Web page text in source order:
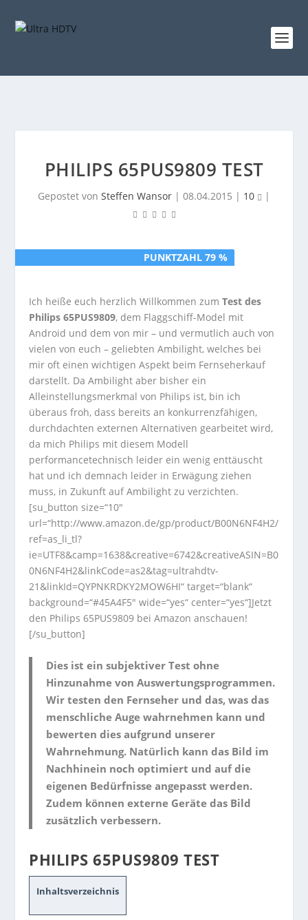
PHILIPS 65PUS9809 TEST
Gepostet von Steffen Wansor | 08.04.2015 | 10 |
PUNKTZAHL 79 %
PUNKTZAHL 79 %
Ich heiße euch herzlich Willkommen zumTest des
Philips 65PUS9809, dem Flaggschiff-Model mit
Android und dem von mir – und vermutlich auch von
vielen von euch – geliebten Ambilight, welches bei
mir oft einen wichtigen Aspekt beim Fernseherkauf
darstellt. Da Ambilight aber bisher ein
Alleinstellungsmerkmal von Philips ist, bin ich
überaus froh, dass bereits an konkurrenzfähigen,
durchdachten externen Alternativen gearbeitet wird,
da mich Philips mit diesem Modell
performancetechnisch leider ein wenig enttäuscht
hat und ich demnach leider in Erwägung ziehen
muss, in Zukunft auf Ambilight zu verzichten.
[su_button size=“10″
url=“http://www.amazon.de/gp/product/B00N6NF4H2/
ref=as_li_tl?
ie=UTF8&camp=1638&creative=6742&creativeASIN=B0
0N6NF4H2&linkCode=as2&tag=ultrahdtv-
21&linkId=QYPNKRDKY2MOW6HI“ target=“blank“
background=“#45A4F5″ wide=“yes“ center=“yes“]Jetzt
den Philips 65PUS9809 bei Amazon anschauen!
[/su_button]
Dies ist ein subjektiver Test ohne
Hinzunahme von Auswertungsprogrammen.
Wir testen den Fernseher und das, was das
menschliche Auge wahrnehmen kann und
bewerten dies aufgrund unserer
Wahrnehmung. Natürlich kann das Bild im
Nachhinein noch optimiert und auf die
eigenen Bedürfnisse angepasst werden.
Zudem können externe Geräte das Bild
zusätzlich verbessern.
PHILIPS 65PUS9809 TEST
Inhaltsverzeichnis